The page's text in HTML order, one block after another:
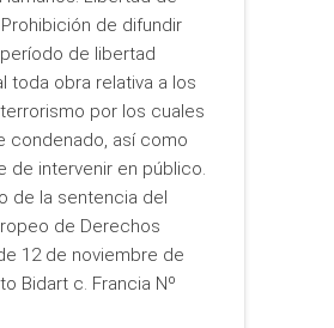
de difundir
de libertad
toda obra relativa a los
por los cuales
condenado, así como
de intervenir en público.
de la sentencia del
de Derechos
12 de noviembre de
Bidart c. Francia Nº